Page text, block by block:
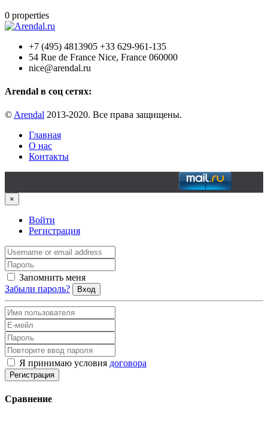
0 properties
+7 (495) 4813905 +33 629-961-135
54 Rue de France Nice, France 060000
nice@arendal.ru
Arendal в соц сетях:
© Arendal 2013-2020. Все права защищены.
Главная
О нас
Контакты
×
Войти
Регистрация
Запомнить меня
Забыли пароль?
Вход
Я принимаю условия договора
Регистрация
Сравнение